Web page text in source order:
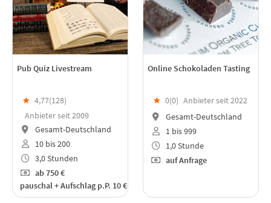
Pub Quiz Livestream
★ 4,77(128)
Anbieter seit 2009
Gesamt-Deutschland
10 bis 200
3,0 Stunden
ab750 €
pauschal + Aufschlag p.P. 10 €
Online Schokoladen Tasting
★ 0(0) Anbieter seit 2022
Gesamt-Deutschland
1 bis 999
1,0 Stunde
auf Anfrage